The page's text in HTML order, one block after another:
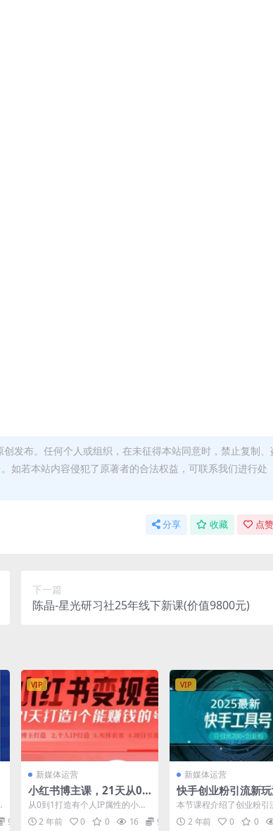
发布。任何个人或组织，在未征得本站同意时，禁止复制、
如若本站内容侵犯了原著者的合法权益，可联系我们进行处
分享 收藏 点
下一篇
陈晶-星光研习社25年线下新课(价值9800元)
99
VIP
新媒体运营
小红书博主课，21天从0
到1打造1个能赚钱的红薯
号，适用于新手小白
从0到1打造有个人IP属性的小红
书账号，助燃你的内容变现力。
课程内容： 1 第...
2 年前 0 0 16 99
VIP
新媒体运营
快手创业粉引流新
工具号操作全解析
创业粉变现多元玩
本节课程介绍了创业粉引
工具号的玩法，日引
先是阐述项目优势，如...
2 年前 0 0